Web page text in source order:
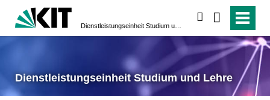
Dienstleistungseinheit Studium und Lehre